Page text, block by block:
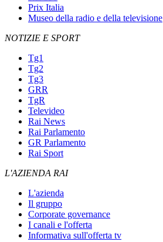
Prix Italia
Museo della radio e della televisione
NOTIZIE E SPORT
Tg1
Tg2
Tg3
GRR
TgR
Televideo
Rai News
Rai Parlamento
GR Parlamento
Rai Sport
L'AZIENDA RAI
L'azienda
Il gruppo
Corporate governance
I canali e l'offerta
Informativa sull'offerta tv